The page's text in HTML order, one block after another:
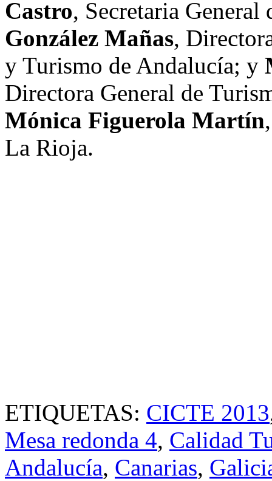
Castro, Secretaria
González Mañas,
y Turismo de Andalucía; y
Directora General de
Mónica Figuerola Martín
La Rioja.
ETIQUETAS: CICTE 2013
Mesa redonda 4, Calidad
Andalucía, Canarias,